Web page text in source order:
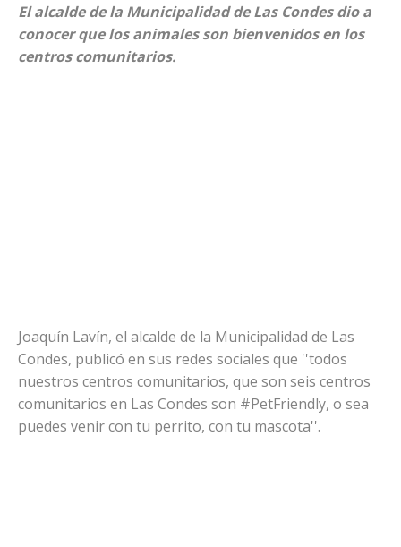
El alcalde de la Municipalidad de Las Condes dio a
conocer que los animales son bienvenidos en los
centros comunitarios.
Joaquín Lavín, el alcalde de la Municipalidad de Las
Condes, publicó en sus redes sociales que ''todos
nuestros centros comunitarios, que son seis centros
comunitarios en Las Condes son #PetFriendly, o sea
puedes venir con tu perrito, con tu mascota''.